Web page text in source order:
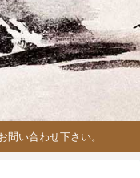
い合わせ下さい。